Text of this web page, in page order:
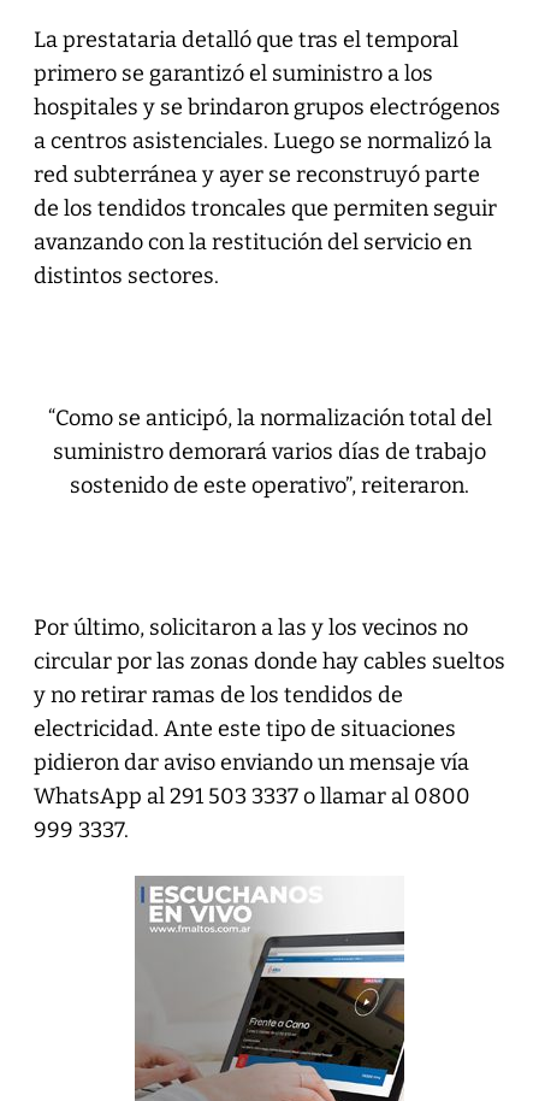
La prestataria detalló que tras el temporal
primero se garantizó el suministro a los
hospitales y se brindaron grupos electrógenos
a centros asistenciales. Luego se normalizó la
red subterránea y ayer se reconstruyó parte
de los tendidos troncales que permiten seguir
avanzando con la restitución del servicio en
distintos sectores.
“Como se anticipó, la normalización total del
suministro demorará varios días de trabajo
sostenido de este operativo”, reiteraron.
Por último, solicitaron a las y los vecinos no
circular por las zonas donde hay cables sueltos
y no retirar ramas de los tendidos de
electricidad. Ante este tipo de situaciones
pidieron dar aviso enviando un mensaje vía
WhatsApp al 291 503 3337 o llamar al 0800
999 3337.